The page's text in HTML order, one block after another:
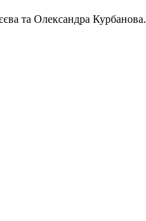
та Олександра Курбанова.